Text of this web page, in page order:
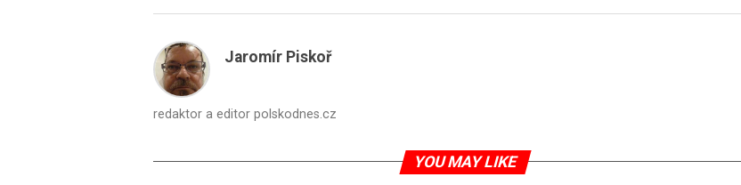
Jaromír Piskoř
redaktor a editor polskodnes.cz
YOU MAY LIKE